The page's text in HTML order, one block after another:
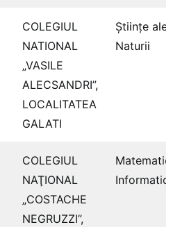
COLEGIUL
NATIONAL
„VASILE
ALECSANDRI”,
LOCALITATEA
GALATI
Ştiinţe ale
Naturii
COLEGIUL
NAŢIONAL
„COSTACHE
NEGRUZZI”,
Informatică